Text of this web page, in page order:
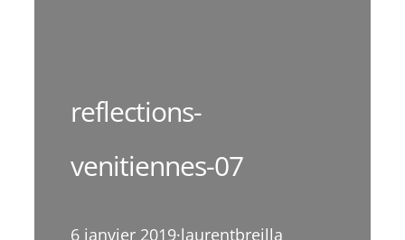
reflections-
venitiennes-07
6 janvier 2019·laurentbreilla